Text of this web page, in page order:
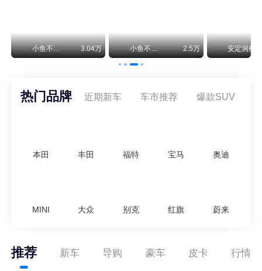
小鱼不刹车 3.04万 小鱼不刹车 2.5万 安定洞察
热门品牌 近期新车 车市推荐 爆款SUV
本田 丰田 福特 宝马 奥迪
MINI 大众 别克 红旗 蔚来
推荐 新车 导购 豪车 皮卡 行情